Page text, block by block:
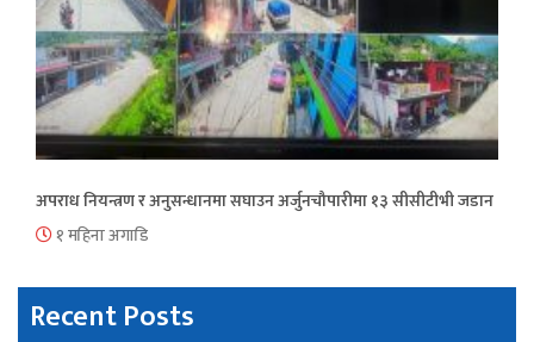
अपराध नियन्त्रण र अनुसन्धानमा सघाउन अर्जुनचौपारीमा १३ सीसीटीभी जडान
१ महिना अगाडि
Recent Posts